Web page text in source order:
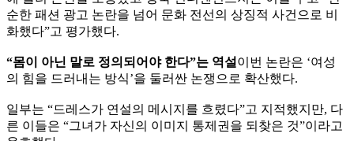
순한 패션 광고 논란을 넘어 문화 전선의 상징적 사건으로 비
화했다”고 평가했다.
“몸이 아닌 말로 정의되어야 한다”는 역설 이번 논란은 ‘여성
의 힘을 드러내는 방식’을 둘러싼 논쟁으로 확산했다.
일부는 “드레스가 연설의 메시지를 흐렸다”고 지적했지만, 다
른 이들은 “그녀가 자신의 이미지 통제권을 되찾은 것”이라고